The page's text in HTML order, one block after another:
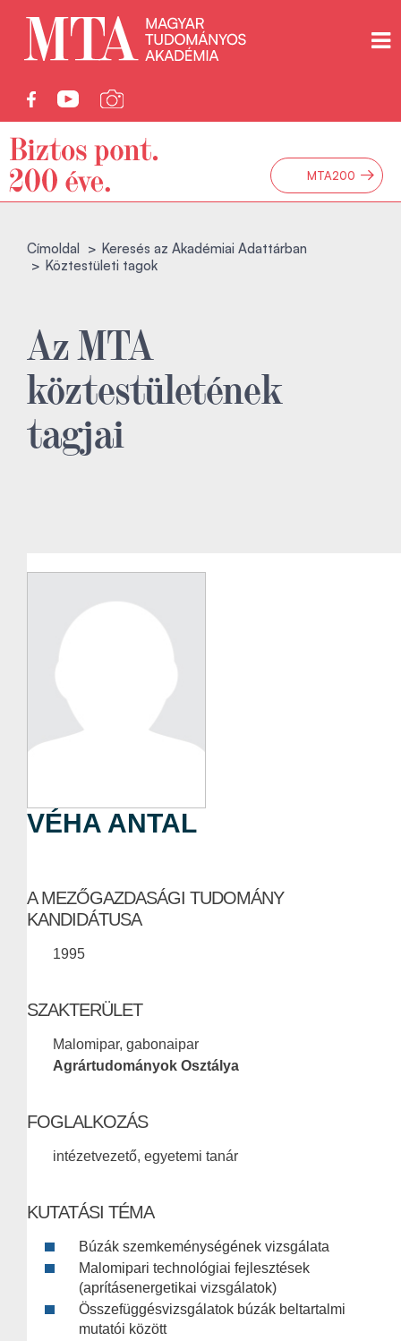
MTA200 →
Címoldal
Keresés az Akadémiai Adattárban
Köztestületi tagok
Az MTA
köztestületének
tagjai
VÉHA ANTAL
A MEZŐGAZDASÁGI TUDOMÁNY
KANDIDÁTUSA
1995
SZAKTERÜLET
Malomipar, gabonaipar
Agrártudományok Osztálya
FOGLALKOZÁS
intézetvezető, egyetemi tanár
KUTATÁSI TÉMA
Búzák szemkeménységének vizsgálata
Malomipari technológiai fejlesztések
(aprításenergetikai vizsgálatok)
Összefüggésvizsgálatok búzák beltartalmi
mutatói között